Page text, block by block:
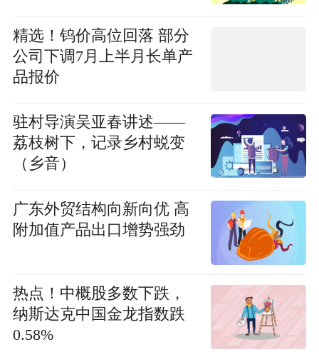
精选！钨价高位回落 部分
公司下调7月上半月长单产
品报价
驻村导演吴亚春讲述——
荔枝树下，记录乡村蜕变
（乡音）
广东外贸结构向新向优 高
附加值产品出口增势强劲
热点！中概股多数下跌，
纳斯达克中国金龙指数跌
0.58%